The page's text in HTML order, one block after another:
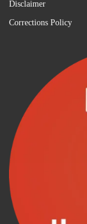
Disclaimer
Corrections Policy